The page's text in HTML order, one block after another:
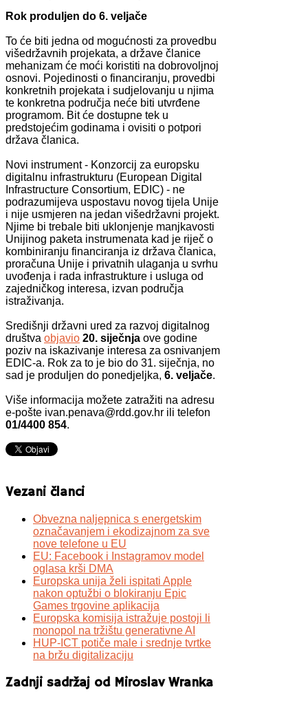
Rok produljen do 6. veljače
To će biti jedna od mogućnosti za provedbu
višedržavnih projekata, a države članice
mehanizam će moći koristiti na dobrovoljnoj
osnovi. Pojedinosti o financiranju, provedbi
konkretnih projekata i sudjelovanju u njima
te konkretna područja neće biti utvrđene
programom. Bit će dostupne tek u
predstojećim godinama i ovisiti o potpori
država članica.
Novi instrument - Konzorcij za europsku
digitalnu infrastrukturu (European Digital
Infrastructure Consortium, EDIC) - ne
podrazumijeva uspostavu novog tijela Unije
i nije usmjeren na jedan višedržavni projekt.
Njime bi trebale biti uklonjenje manjkavosti
Unijinog paketa instrumenata kad je riječ o
kombiniranju financiranja iz država članica,
proračuna Unije i privatnih ulaganja u svrhu
uvođenja i rada infrastrukture i usluga od
zajedničkog interesa, izvan područja
istraživanja.
Središnji državni ured za razvoj digitalnog
društva objavio 20. siječnja ove godine
poziv na iskazivanje interesa za osnivanjem
EDIC-a. Rok za to je bio do 31. siječnja, no
sad je produljen do ponedjeljka, 6. veljače.
Više informacija možete zatražiti na adresu
e-pošte ivan.penava@rdd.gov.hr ili telefon
01/4400 854.
Vezani članci
Obvezna naljepnica s energetskim
označavanjem i ekodizajnom za sve
nove telefone u EU
EU: Facebook i Instagramov model
oglasa krši DMA
Europska unija želi ispitati Apple
nakon optužbi o blokiranju Epic
Games trgovine aplikacija
Europska komisija istražuje postoji li
monopol na tržištu generativne AI
HUP-ICT potiče male i srednje tvrtke
na bržu digitalizaciju
Zadnji sadržaj od Miroslav Wranka